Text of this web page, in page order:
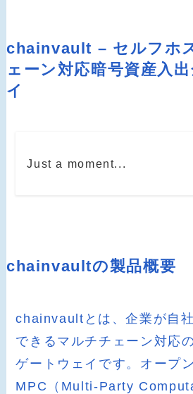
chainvault – セルフホ
ェーン対応暗号資産入
イ
Just a moment...
chainvaultの製品概要
chainvaultとは、企業が自
できるマルチチェーン対応
ゲートウェイです。オープ
MPC（Multi-Party